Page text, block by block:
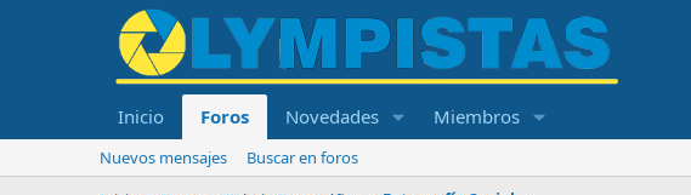
Inicio Foros Novedades Miembros
Nuevos mensajes
Buscar en foros